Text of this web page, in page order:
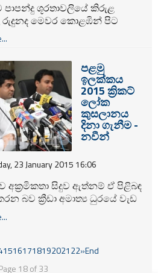
පාපන්දු ශූරතාවලියේ කිරුළ
රුදුනද මෙවර කොළඹින් පිට
එය රැගෙන යෑමට සමත්වී අැත.
ලීග් පාපන්දු ශූරතාව
ක්‍රීඩා සමාජය සමත්
නොමැතිව ඉතාම
හිණිපෙත්තටම පිවිසීම
පළමු
ඉලක්කය
2015 ක්‍රිකට්
ලෝක
කුසලානය
දිනා ගැනීම -
නවීන්
23 January 2015 16:06
අක්‍රමිකතා සිදුව ඇත්නම් ඒ පිළිබඳ
බව ක්‍රීඩා අමාත්‍ය ධුරයේ වැඩ
1516171819202122»End
18 of 33